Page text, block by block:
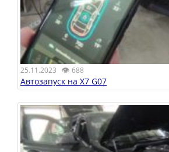
25.11.2023 👁 688
Автозапуск на X7 G07